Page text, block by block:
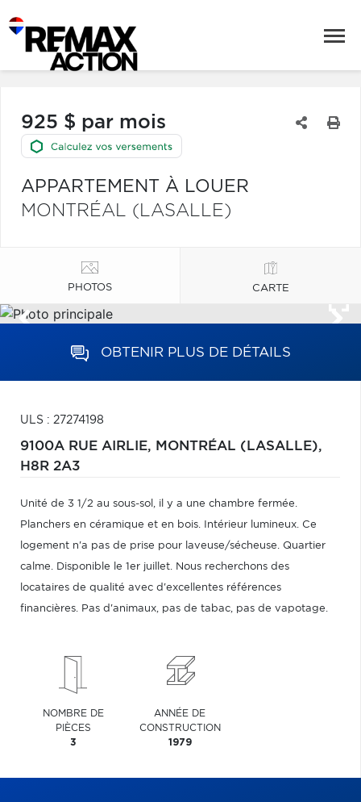
925 $ par mois
APPARTEMENT À LOUER
MONTRÉAL (LASALLE)
PHOTOS CARTE
OBTENIR PLUS DE DÉTAILS
ULS : 27274198
9100A RUE AIRLIE, MONTRÉAL (LASALLE),
H8R 2A3
Unité de 3 1/2 au sous-sol, il y a une chambre fermée.
Planchers en céramique et en bois. Intérieur lumineux. Ce
logement n'a pas de prise pour laveuse/sécheuse. Quartier
calme. Disponible le 1er juillet. Nous recherchons des
locataires de qualité avec d'excellentes références
financières. Pas d'animaux, pas de tabac, pas de vapotage.
NOMBRE DE
PIÈCES
3
ANNÉE DE
CONSTRUCTION
1979